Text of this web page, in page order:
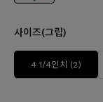
사이즈(그립)
4 1/4인치 (2)